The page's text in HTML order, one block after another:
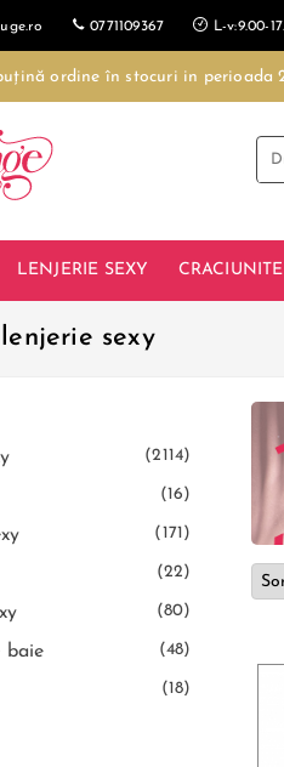
0771109367 L-v:9.00-
ordine în stocuri in perioada
LENJERIE SEXY CRACIUNITE
sexy
(2114)
(16)
(171)
(22)
(80)
baie (48)
(18)